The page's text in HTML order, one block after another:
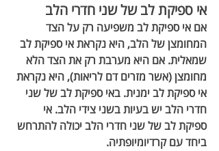
אי ספיקת לב של שני חדרי הלב
אם אי ספיקת לב משפיעה רק על הצד
המחומצן של הלב, היא נקראת אי ספיקת לב
שמאלית. אם היא מערבת רק את הצד הלא
מחומצן (אשר מזרים דם לריאות), היא נקראת
אי ספיקת לב ימנית. באי ספיקת לב של שני
חדרי הלב יש בעיות בשני צידי הלב. אי
ספיקת לב של שני חדרי הלב יכולה להתרחש
ביחד עם קרדיומיופתיה.